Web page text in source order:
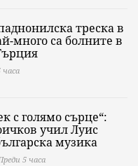
треска в
много са болните в
часа
с голямо сърце“:
учил Луис
музика
5 часа